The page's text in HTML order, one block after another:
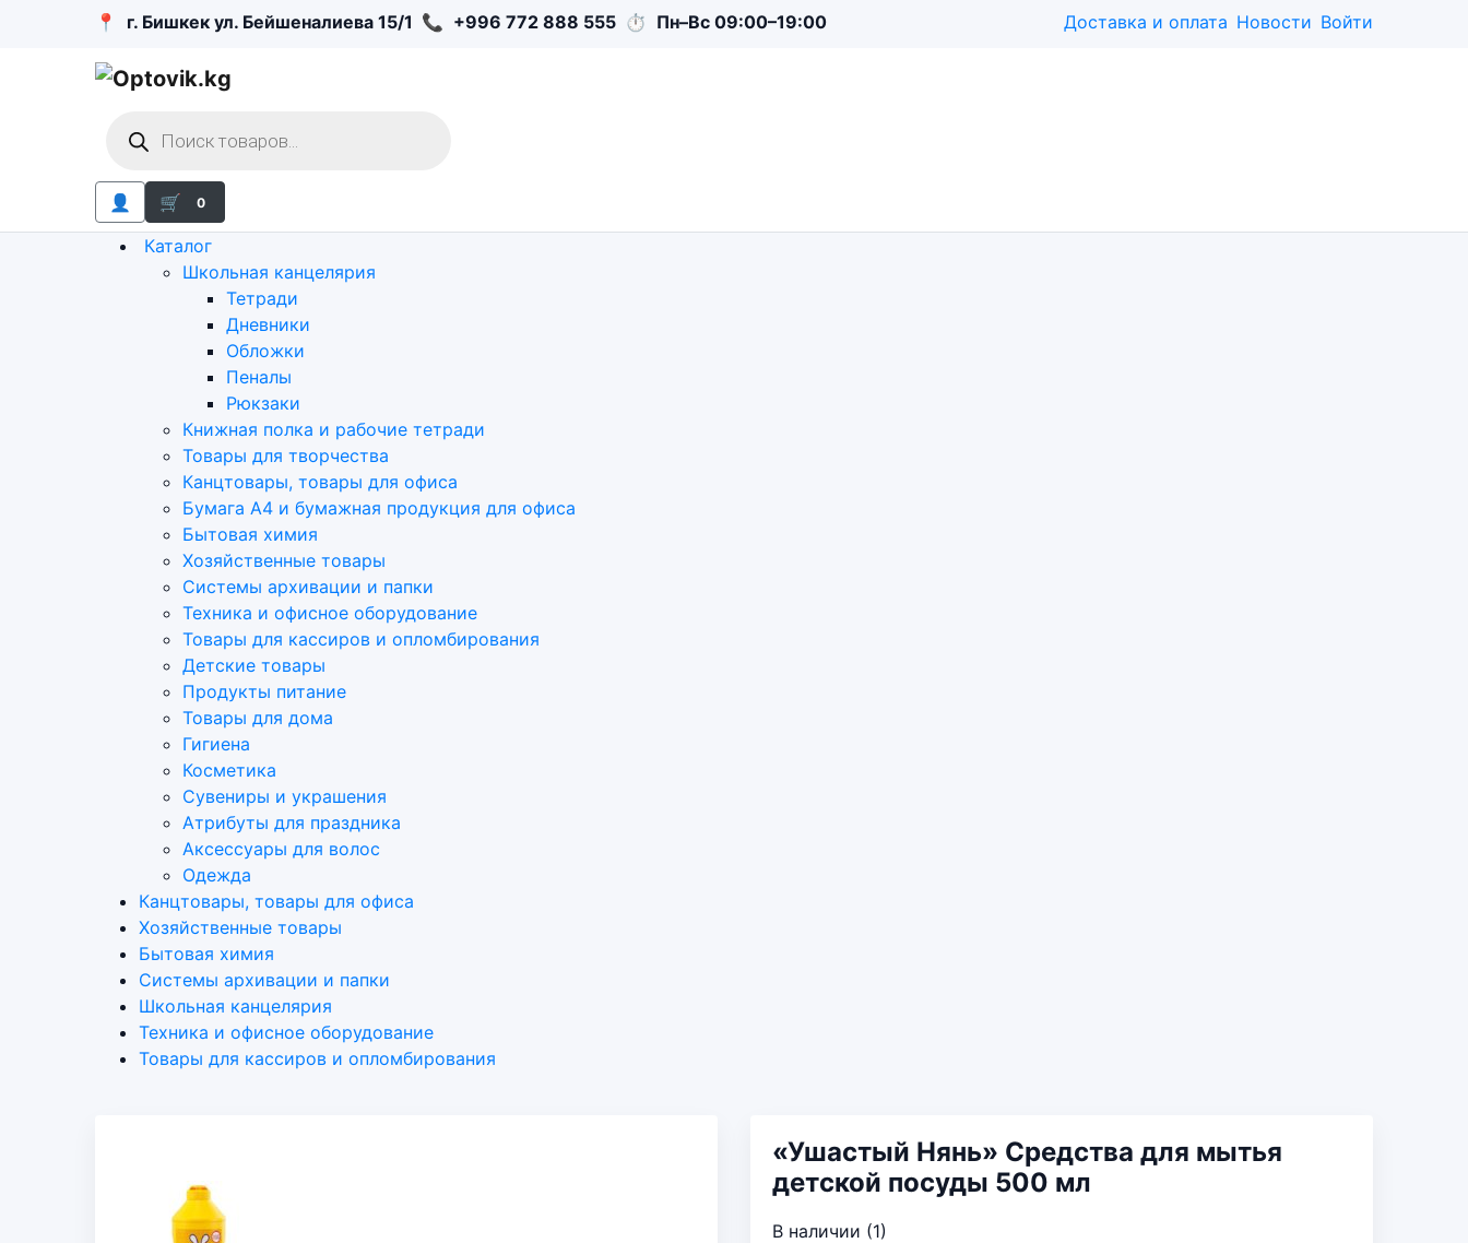
📍 г. Бишкек ул. Бейшеналиева 15/1 📞 +996 772 888 555 ⏱ Пн–Вс 09:00–19:00 Доставка и оплата Новости Войти
товаров
👤 🛒 0
Каталог
Школьная канцелярия
Тетради
Дневники
Обложки
Пеналы
Рюкзаки
Книжная полка и рабочие тетради
Товары для творчества
Канцтовары, товары для офиса
Бумага А4 и бумажная продукция для офиса
Бытовая химия
Хозяйственные товары
Системы архивации и папки
Техника и офисное оборудование
Товары для кассиров и опломбирования
Детские товары
Продукты питание
Товары для дома
Гигиена
Косметика
Сувениры и украшения
Атрибуты для праздника
Аксеcсуары для волос
Одежда
Канцтовары, товары для офиса
Хозяйственные товары
Бытовая химия
Системы архивации и папки
Школьная канцелярия
Техника и офисное оборудование
Товары для кассиров и опломбирования
«Ушастый Нянь» Средства для мытья
детской посуды 500 мл
В наличии (1)